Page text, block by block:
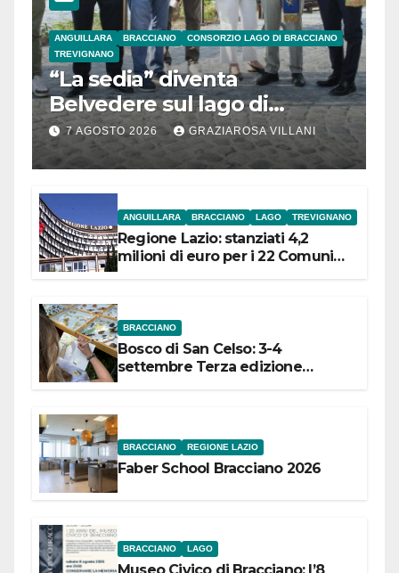
ANGUILLARA BRACCIANO
CONSORZIO LAGO DI BRACCIANO
TREVIGNANO
“La sedia” diventa
Belvedere sul lago di
Bracciano: ieri
l’inaugurazione
7 AGOSTO 2026 GRAZIAROSA VILLANI
ANGUILLARA BRACCIANO LAGO TREVIGNANO
Regione Lazio: stanziati 4,2
milioni di euro per i 22 Comuni
BRACCIANO
Bosco di San Celso: 3-4
settembre Terza edizione
BRACCIANO REGIONE LAZIO
Faber School Bracciano 2026
BRACCIANO LAGO